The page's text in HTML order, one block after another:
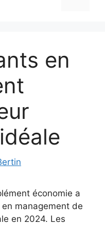
en
économie a
management de
en 2024. Les